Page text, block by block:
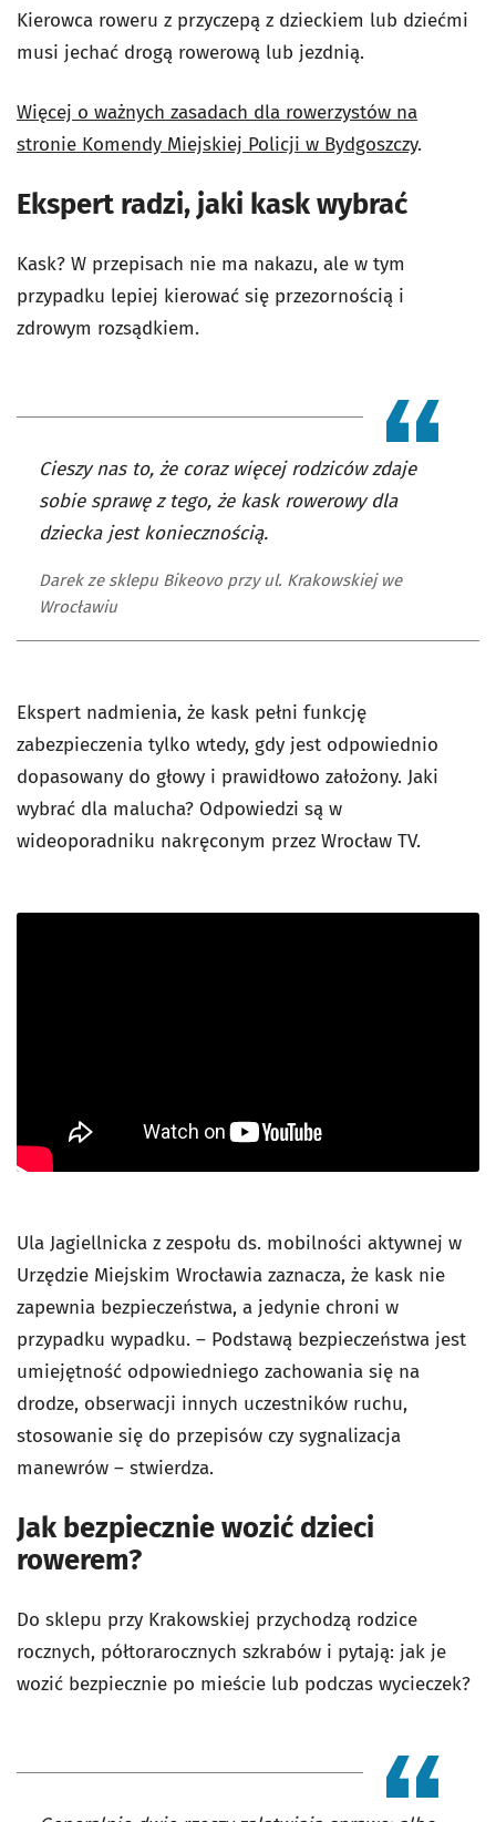
Kierowca roweru z przyczepą z dzieckiem lub dziećmi
musi jechać drogą rowerową lub jezdnią.
Więcej o ważnych zasadach dla rowerzystów na
stronie Komendy Miejskiej Policji w Bydgoszczy.
Ekspert radzi, jaki kask wybrać
Kask? W przepisach nie ma nakazu, ale w tym
przypadku lepiej kierować się przezornością i
zdrowym rozsądkiem.
Cieszy nas to, że coraz więcej rodziców zdaje
sobie sprawę z tego, że kask rowerowy dla
dziecka jest koniecznością.
Darek ze sklepu Bikeovo przy ul. Krakowskiej we
Wrocławiu
Ekspert nadmienia, że kask pełni funkcję
zabezpieczenia tylko wtedy, gdy jest odpowiednio
dopasowany do głowy i prawidłowo założony. Jaki
wybrać dla malucha? Odpowiedzi są w
wideoporadniku nakręconym przez Wrocław TV.
Ula Jagiellnicka z zespołu ds. mobilności aktywnej w
Urzędzie Miejskim Wrocławia zaznacza, że kask nie
zapewnia bezpieczeństwa, a jedynie chroni w
przypadku wypadku. – Podstawą bezpieczeństwa jest
umiejętność odpowiedniego zachowania się na
drodze, obserwacji innych uczestników ruchu,
stosowanie się do przepisów czy sygnalizacja
manewrów – stwierdza.
Jak bezpiecznie wozić dzieci
rowerem?
Do sklepu przy Krakowskiej przychodzą rodzice
rocznych, półtorarocznych szkrabów i pytają: jak je
wozić bezpiecznie po mieście lub podczas wycieczek?